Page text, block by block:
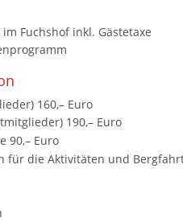
Fuchshof inkl. Gästetaxe
160,– Euro
190,– Euro
90,– Euro
für die Aktivitäten und